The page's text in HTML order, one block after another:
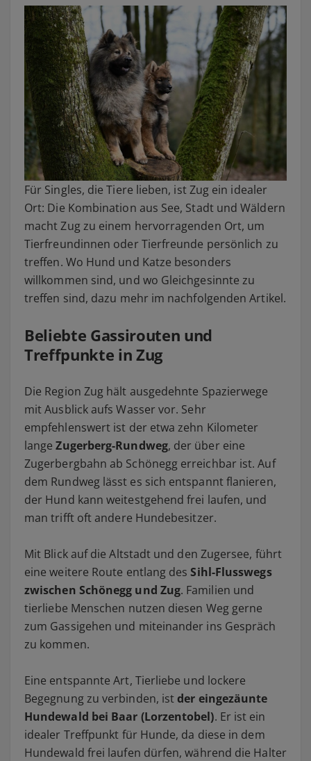
Für Singles, die Tiere lieben, ist Zug ein idealer
Ort: Die Kombination aus See, Stadt und Wäldern
macht Zug zu einem hervorragenden Ort, um
Tierfreundinnen oder Tierfreunde persönlich zu
treffen. Wo Hund und Katze besonders
willkommen sind, und wo Gleichgesinnte zu
treffen sind, dazu mehr im nachfolgenden Artikel.
Beliebte Gassirouten und
Treffpunkte in Zug
Die Region Zug hält ausgedehnte Spazierwege
mit Ausblick aufs Wasser vor. Sehr
empfehlenswert ist der etwa zehn Kilometer
langeZugerberg-Rundweg, der über eine
Zugerbergbahn ab Schönegg erreichbar ist. Auf
dem Rundweg lässt es sich entspannt flanieren,
der Hund kann weitestgehend frei laufen, und
man trifft oft andere Hundebesitzer.
Mit Blick auf die Altstadt und den Zugersee, führt
eine weitere Route entlang desSihl-Flusswegs
zwischen Schönegg und Zug. Familien und
tierliebe Menschen nutzen diesen Weg gerne
zum Gassigehen und miteinander ins Gespräch
zu kommen.
Eine entspannte Art, Tierliebe und lockere
Begegnung zu verbinden, istder eingezäunte
Hundewald bei Baar (Lorzentobel). Er ist ein
idealer Treffpunkt für Hunde, da diese in dem
Hundewald frei laufen dürfen, während die Halter